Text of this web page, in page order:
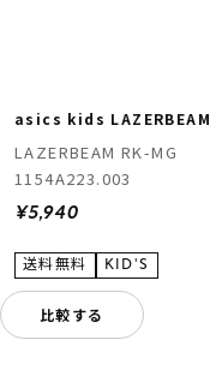
asics kids LAZERBEAM
LAZERBEAM RK-MG
1154A223.003
¥5,940
比較する